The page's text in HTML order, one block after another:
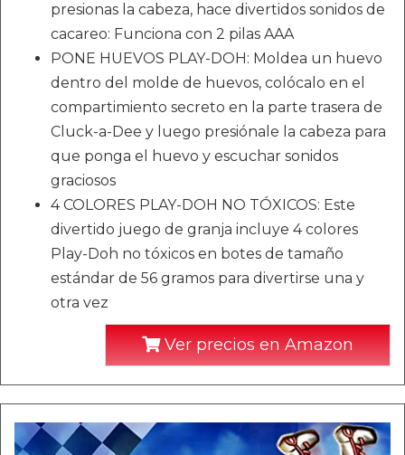
presionas la cabeza, hace divertidos sonidos de
cacareo: Funciona con 2 pilas AAA
PONE HUEVOS PLAY-DOH: Moldea un huevo
dentro del molde de huevos, colócalo en el
compartimiento secreto en la parte trasera de
Cluck-a-Dee y luego presiónale la cabeza para
que ponga el huevo y escuchar sonidos
graciosos
4 COLORES PLAY-DOH NO TÓXICOS: Este
divertido juego de granja incluye 4 colores
Play-Doh no tóxicos en botes de tamaño
estándar de 56 gramos para divertirse una y
otra vez
Ver precios en Amazon